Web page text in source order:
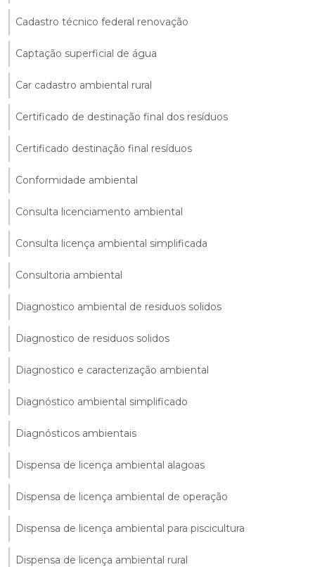
Cadastro técnico federal renovação
Captação superficial de água
Car cadastro ambiental rural
Certificado de destinação final dos resíduos
Certificado destinação final resíduos
Conformidade ambiental
Consulta licenciamento ambiental
Consulta licença ambiental simplificada
Consultoria ambiental
Diagnostico ambiental de residuos solidos
Diagnostico de residuos solidos
Diagnostico e caracterização ambiental
Diagnóstico ambiental simplificado
Diagnósticos ambientais
Dispensa de licença ambiental alagoas
Dispensa de licença ambiental de operação
Dispensa de licença ambiental para piscicultura
Dispensa de licença ambiental rural